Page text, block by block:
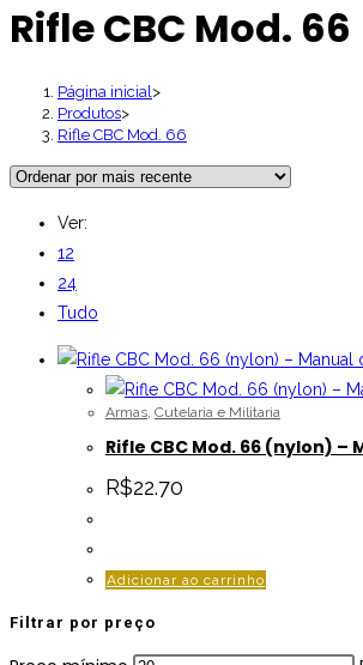
Rifle CBC Mod. 66
Página inicial >
Produtos>
Rifle CBC Mod. 66
Ver:
12
24
Tudo
Armas, Cutelaria e Militaria
Rifle CBC Mod. 66 (nylon)
R$22.70
Adicionar ao carrinho
Filtrar por preço